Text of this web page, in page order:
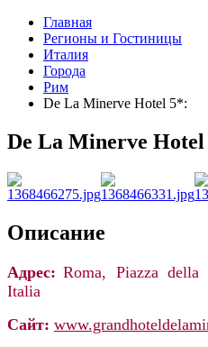
Главная
Регионы и Гостиницы
Италия
Города
Рим
De La Minerve Hotel 5*:
De La Minerve
Описание
Адрес: Roma, Piazza
Italia
Сайт: